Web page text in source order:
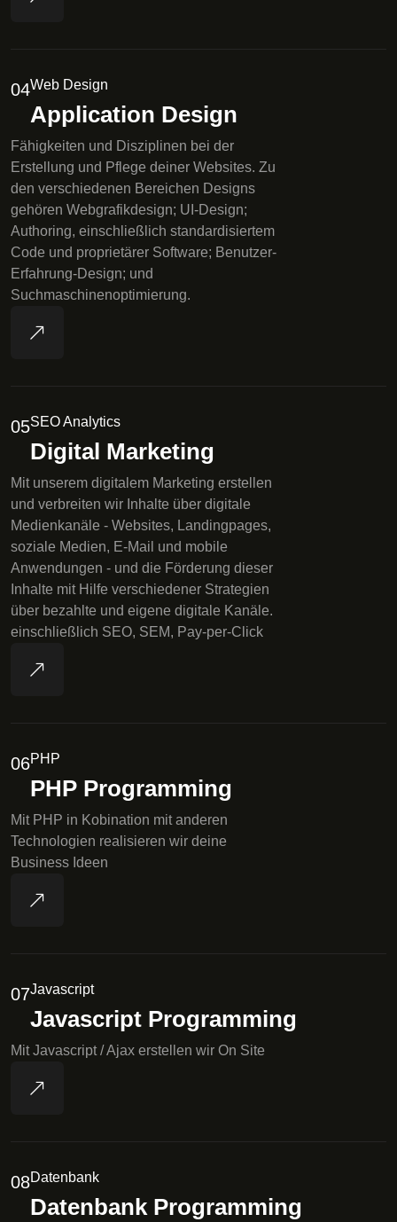
04Web Design
Application Design
Fähigkeiten und Disziplinen bei der
Erstellung und Pflege deiner Websites. Zu
den verschiedenen Bereichen Designs
gehören Webgrafikdesign; UI-Design;
Authoring, einschließlich standardisiertem
Code und proprietärer Software; Benutzer-
Erfahrung-Design; und
Suchmaschinenoptimierung.
05SEO Analytics
Digital Marketing
Mit unserem digitalem Marketing erstellen
und verbreiten wir Inhalte über digitale
Medienkanäle - Websites, Landingpages,
soziale Medien, E-Mail und mobile
Anwendungen - und die Förderung dieser
Inhalte mit Hilfe verschiedener Strategien
über bezahlte und eigene digitale Kanäle.
einschließlich SEO, SEM, Pay-per-Click
06PHP
PHP Programming
Mit PHP in Kobination mit anderen
Technologien realisieren wir deine
Business Ideen
07Javascript
Javascript Programming
Mit Javascript / Ajax erstellen wir On Site
08Datenbank
Datenbank Programming